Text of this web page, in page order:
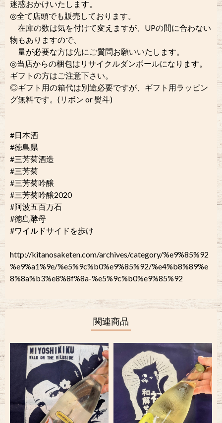
迷惑おかけいたします。
◎全て店頭でも販売しております。
在庫の数は気を付けて変えますが、UPの間に合わない
物もありますので、
量が必要な方は先にご質問お願いいたします。
◎当店からの梱包はリサイクルダンボールになります。
ギフトの方はご注意下さい。
◎ギフト用の箱代は別途必要ですが、ギフト用ラッピン
グ無料です。(リボン or 熨斗)
#日本酒
#徳島県
#三芳菊酒造
#三芳菊
#三芳菊吟醸
#三芳菊吟醸2020
#阿波五百万石
#徳島酵母
#ワイルドサイドを歩け
http://kitanosaketen.com/archives/category/%e9%85%92
%e9%a1%9e/%e5%9c%b0%e9%85%92/%e4%b8%89%e
8%8a%b3%e8%8f%8a-%e5%9c%b0%e9%85%92
関連商品